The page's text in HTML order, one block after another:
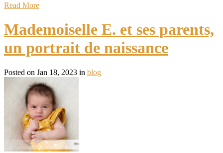
Read More
Mademoiselle E. et ses parents,
un portrait de naissance
Posted on Jan 18, 2023 in blog